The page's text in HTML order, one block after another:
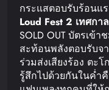
กระแสตอบรับร้อนแ
Loud Fest 2 เทศกา
SOLD OUT บัตรเข้
สะท้อนพลังตอบรับจ
ร่วมส่งเสียงร้อง ตะ
รู้สึกไปด้วยกันในค่